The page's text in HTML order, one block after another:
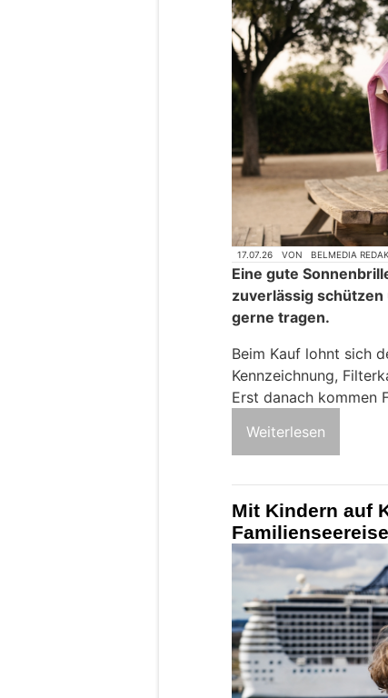
17.07.26 VON BELMEDIA
Eine gute
zuverlässig schützen
gerne tragen.
Beim Kauf lohnt sich
Kennzeichnung,
Erst danach kommen
Weiterlesen
Mit Kindern auf
Familienseereise